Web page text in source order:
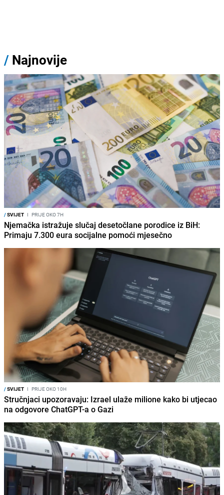
/ Najnovije
/SVIJET I PRIJE OKO 7H
Njemačka istražuje slučaj desetočlane porodice iz BiH:
Primaju 7.300 eura socijalne pomoći mjesečno
/SVIJET I PRIJE OKO 10H
Stručnjaci upozoravaju: Izrael ulaže milione kako bi utjecao
na odgovore ChatGPT-a o Gazi